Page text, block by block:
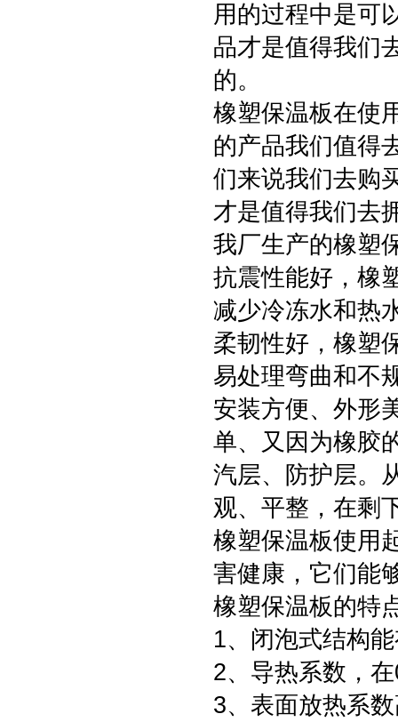
用的过程中是可
品才是值得我们
的。
橡塑保温板在使
的产品我们值得
们来说我们去购
才是值得我们去
我厂生产的橡塑
抗震性能好，橡
减少冷冻水和热
柔韧性好，橡塑
易处理弯曲和不
安装方便、外形
单、又因为橡胶
汽层、防护层。
观、平整，在剩
橡塑保温板使用
害健康，它们能
橡塑保温板的特
1、闭泡式结构
2、导热系数，
3、表面放热系